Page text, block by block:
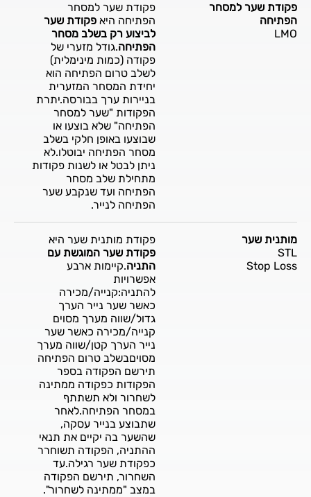
פקודת שער למסחר
הפתיחה
LMO
פקודת שער למסחר
הפתיחה היא פקודת שער
לביצוע רק בשלב מסחר
הפתיחה.גודל מזערי של
פקודה (כמות מינימלית)
לשלב טרום הפתיחה הוא
יחידת המסחר המזערית
בניירות ערך בבורסה.יתרת
הפקודות "שער למסחר
הפתיחה" שלא בוצעו או
שבוצעו באופן חלקי בשלב
מסחר הפתיחה יבוטלו.לא
ניתן לבטל או לשנות פקודות
מתחילת שלב מסחר
הפתיחה ועד שנקבע שער
הפתיחה לנייר.
מותנית שער
STL
Stop Loss
פקודת מותנית שער היא
פקודת שער המוגשת עם
התניה.קיימות ארבע
אפשרויות
להתניה:קנייה/מכירה
כאשר שער נייר הערך
גדול/שווה מערך מסוים
קנייה/מכירה כאשר שער
נייר הערך קטן/שווה מערך
מסויםבשלב טרום הפתיחה
תירשם הפקודה בספר
הפקודות כפקודה ממתינה
לשחרור ולא תשתתף
במסחר הפתיחה.לאחר
שתבוצע בנייר עסקה,
שהשער בה יקיים את תנאי
ההתניה, הפקודה תשוחרר
כפקודת שער רגילה.עד
השחרור, תירשם הפקודה
במצב "ממתינה לשחרור".